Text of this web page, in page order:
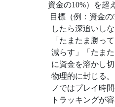
資金の10%）を超
目標（例：資金
したら深追いし
「たまたま勝っ
減らす」「たま
に資金を溶かし
物理的に封じる
ノではプレイ時
トラッキングが